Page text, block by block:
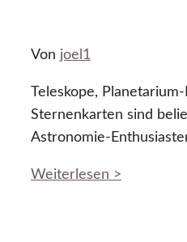
Von joel1
Teleskope,
Sternenkarten sind
Astronomie-
Weiterlesen >